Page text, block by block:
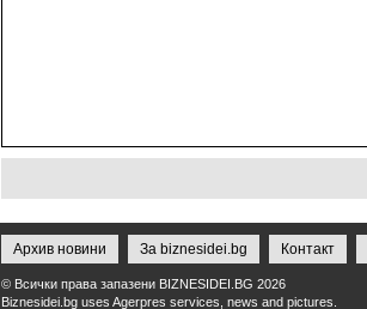
Архив новини За biznesidei.bg Контакт
© Всички права запазени BIZNESIDEI.BG 2026
Biznesidei.bg uses Agerpres services, news and pictures.